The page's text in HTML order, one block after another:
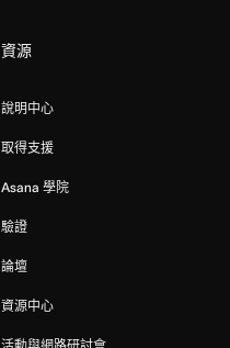
資源
說明中心
取得支援
Asana 學院
驗證
論壇
資源中心
活動與網路研討會